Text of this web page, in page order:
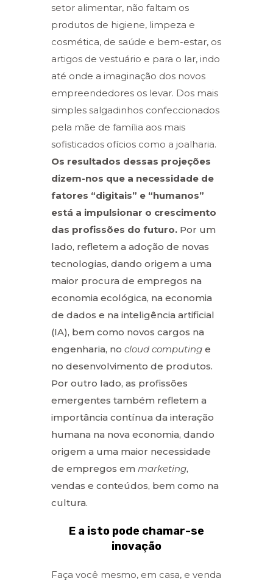
setor alimentar, não faltam os
produtos de higiene, limpeza e
cosmética, de saúde e bem-estar, os
artigos de vestuário e para o lar, indo
até onde a imaginação dos novos
empreendedores os levar. Dos mais
simples salgadinhos confeccionados
pela mãe de família aos mais
sofisticados ofícios como a joalharia.
Os resultados dessas projeções
dizem-nos que a necessidade de
fatores “digitais” e “humanos”
está a impulsionar o crescimento
das profissões do futuro. Por um
lado, refletem a adoção de novas
tecnologias, dando origem a uma
maior procura de empregos na
economia ecológica, na economia
de dados e na inteligência artificial
(IA), bem como novos cargos na
engenharia, no cloud computing e
no desenvolvimento de produtos.
Por outro lado, as profissões
emergentes também refletem a
importância contínua da interação
humana na nova economia, dando
origem a uma maior necessidade
de empregos em marketing,
vendas e conteúdos, bem como na
cultura.
E a isto pode chamar-se
inovação
Faça você mesmo, em casa, e venda